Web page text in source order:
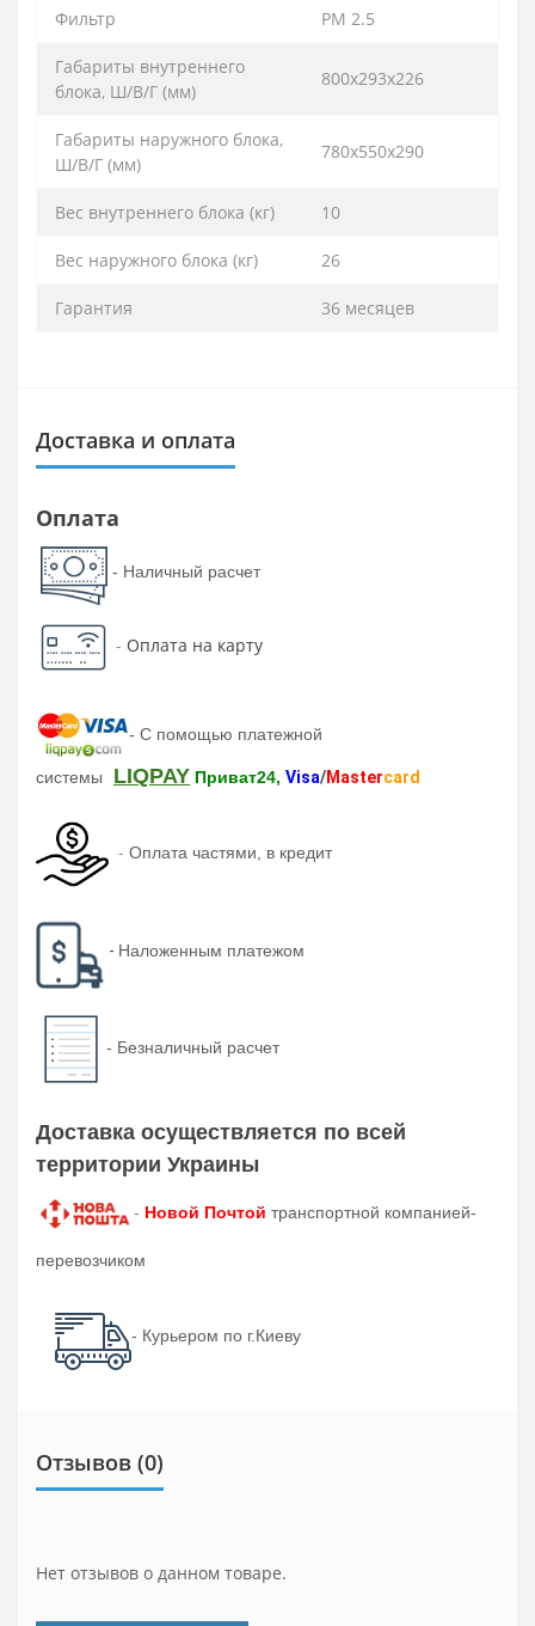
Фильтр PM 2.5
Габариты внутреннего
блока, Ш/В/Г (мм)
800х293х226
Габариты наружного блока,
Ш/В/Г (мм)
780х550х290
Вес внутреннего блока (кг) 10
Вес наружного блока (кг) 26
Гарантия 36 месяцев
Доставка и оплата
Оплата
- Наличный расчет
- Оплата на карту
- С помощью платежной
системы LIQPAY Приват24, Visa/Mastercard
- Оплата частями, в кредит
- Наложенным платежом
- Безналичный расчет
Доставка осуществляется по всей
территории Украины
- Новой Почтой транспортной компанией-
перевозчиком
- Курьером по г.Киеву
Отзывов (0)
Нет отзывов о данном товаре.